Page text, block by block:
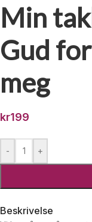
Min
Gud
meg
kr199
- +
Beskrivelse